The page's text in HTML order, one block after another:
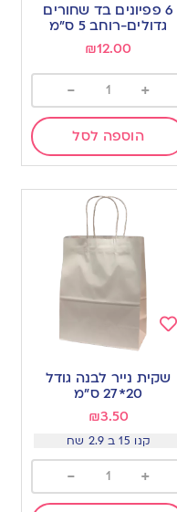
wishlist
6 פפיונים בד שחורים
גדולים-רוחב 5 ס”מ
₪12.00
+
-
הוספה לסל
wishlist
שקית נייר לבנה גודל
20*27 ס”מ
₪3.50
קנו 15 ב 2.9 שח
+
-